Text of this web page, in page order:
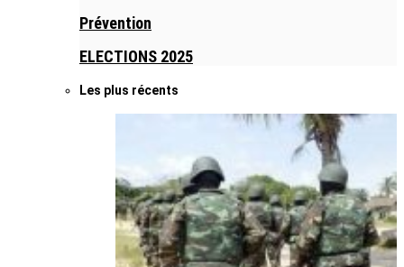
Prévention
ELECTIONS 2025
Les plus récents